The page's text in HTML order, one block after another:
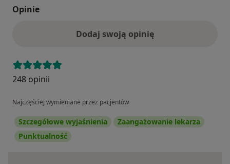
Opinie
Dodaj swoją opinię
248 opinii
Najczęściej wymieniane przez pacjentów
Szczegółowe wyjaśnienia
Zaangażowanie lekarza
Punktualność